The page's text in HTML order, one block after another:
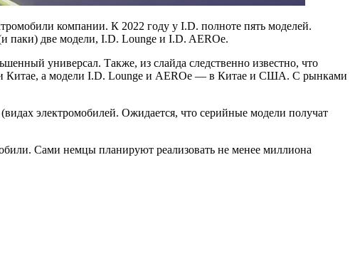
компании. К 2022 году у I.D. полноте пять моделей.
паки) две модели, I.D. Lounge и I.D. AEROe.
универсал. Также, из слайда следственно известно, что
и Китае, а модели I.D. Lounge и AEROe — в Китае и США. С рынками
электромобилей. Ожидается, что серийные модели получат
Сами немцы планируют реализовать не менее миллиона